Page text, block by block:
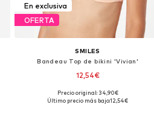
En exclusiva
OFERTA
SMILES
Bandeau Top de bikini 'Vivian'
12,54€
Tallas disponibles: 85, 90, 95, 105
Precio original: 34,90€
Último precio más bajo:12,54€